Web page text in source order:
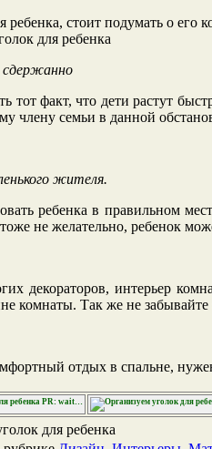
стоит подумать о его
тот факт, что дети растут
члену семьи в данной
жителя.
ребенка в правильном
не желательно, ребенок
декораторов, интерьер
комнаты. Так же не
отдых в спальне,
PR: wait…